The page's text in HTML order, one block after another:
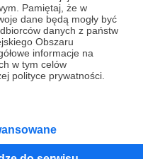
Pamiętaj, że w
dane będą mogły być
danych z państw
Obszaru
informacje na
w tym celów
polityce prywatności.